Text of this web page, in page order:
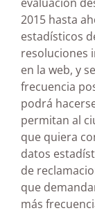
2015 hasta
estadísticos
resoluciones
en la web, y
frecuencia
podrá
permitan al
que quiera
datos
de
que
más